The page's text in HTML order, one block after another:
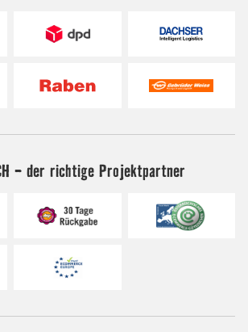
- der richtige Projektpartner